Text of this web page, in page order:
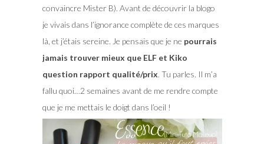
convaincre Mister B). Avant de découvrir la blogo
je vivais dans l’ignorance complète de ces marques
là, et j’étais sereine. Je pensais que je ne pourrais
jamais trouver mieux que ELF et Kiko
question rapport qualité/prix. Tu parles. Il m’a
fallu quoi…2 semaines avant de me rendre compte
que je me mettais le doigt dans l’oeil !